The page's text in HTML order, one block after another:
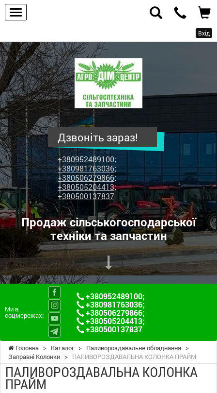
Вхід
ПП
"Агродім-
центр"
-
продаж
сільськогосподарської
техніки
та
запчастин
Дзвоніть зараз!
+380952489100;
+380981763036;
+380506279866;
+380505204413;
+380500137837
Продаж сільськогосподарської
техніки та запчастин
Ми в
соцмережах:
+380952489100;
+380981763036;
+380506279866;
+380505204413;
+380500137837
Головна > Каталог > Паливороздавальне обладнання >
Заправні Колонки > ПАЛИВОРОЗДАВАЛЬНА КОЛОНКА ПРАЙМ
ПАЛИВОРОЗДАВАЛЬНА КОЛОНКА
ПРАЙМ